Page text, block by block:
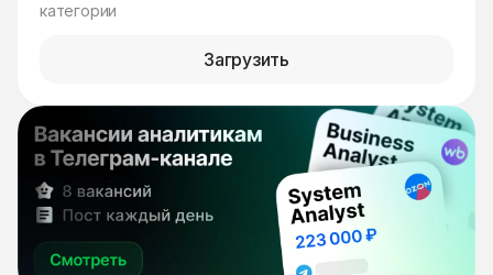
категории
Загрузить